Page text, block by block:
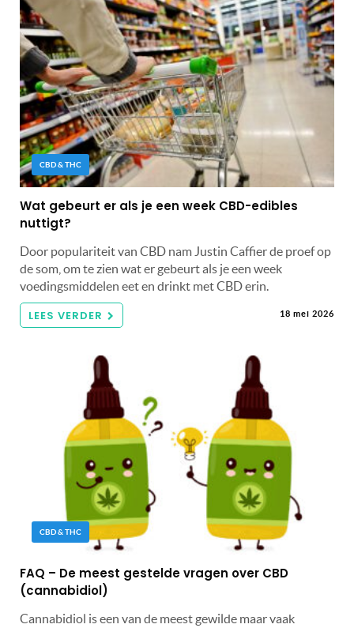
CBD & THC
Wat gebeurt er als je een week CBD-edibles
nuttigt?
Door populariteit van CBD nam Justin Caffier de proef op
de som, om te zien wat er gebeurt als je een week
voedingsmiddelen eet en drinkt met CBD erin.
LEES VERDER 18 mei 2026
CBD & THC
FAQ – De meest gestelde vragen over CBD
(cannabidiol)
Cannabidiol is een van de meest gewilde maar vaak